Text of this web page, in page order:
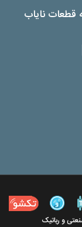
قطعات نایاب
و رباتیک